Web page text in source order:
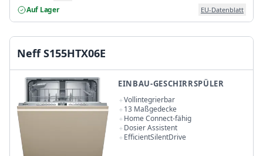
Auf Lager EU-Datenblatt
Neff S155HTX06E
EINBAU-GESCHIRRSPÜLER
Vollintegrierbar
13 Maßgedecke
Home Connect-fähig
Dosier Assistent
EfficientSilentDrive